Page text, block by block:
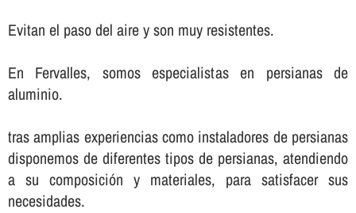
Evitan el paso del aire y son muy resistentes.
En Fervalles, somos especialistas en persianas de
aluminio.
tras amplias experiencias como instaladores de persianas
disponemos de diferentes tipos de persianas, atendiendo
a su composición y materiales, para satisfacer sus
necesidades.